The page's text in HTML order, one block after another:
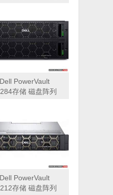
PowerVault
存储 磁盘阵列
PowerVault
存储 磁盘阵列